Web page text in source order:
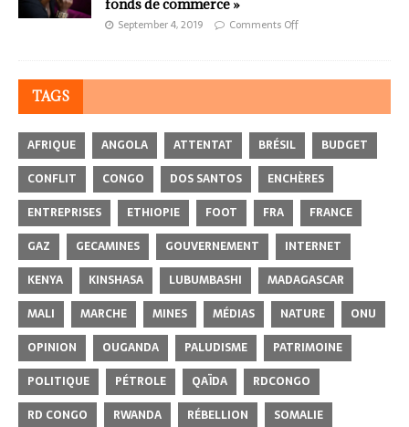
fonds de commerce »
September 4, 2019 Comments Off
TAGS
AFRIQUE ANGOLA ATTENTAT BRÉSIL
BUDGET
CONFLIT
CONGO DOS SANTOS
ENCHÈRES
ENTREPRISES
ETHIOPIE FOOT FRA
FRANCE
GAZ
GECAMINES GOUVERNEMENT
INTERNET
KENYA
KINSHASA LUBUMBASHI
MADAGASCAR
MALI
MARCHE MINES MÉDIAS NATURE
ONU
OPINION
OUGANDA PALUDISME
PATRIMOINE
POLITIQUE
PÉTROLE QAÏDA
RDCONGO
RD CONGO
RWANDA RÉBELLION SOMALIE